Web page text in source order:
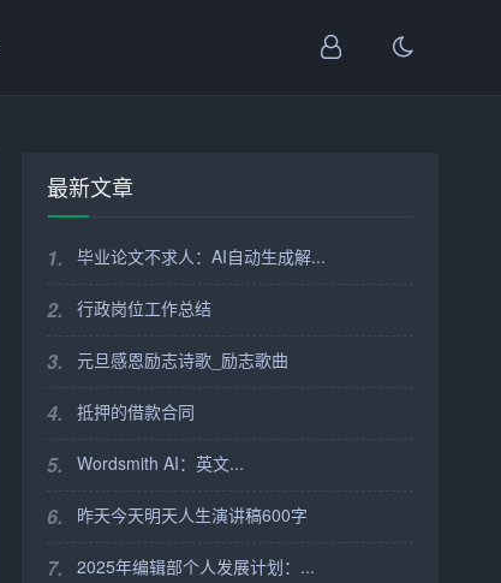
最新文章
1. 毕业论文不求人：AI自动生成解...
2. 行政岗位工作总结
3. 元旦感恩励志诗歌_励志歌曲
4. 抵押的借款合同
5. Wordsmith AI：英文...
6. 昨天今天明天人生演讲稿600字
7. 2025年编辑部个人发展计划：...